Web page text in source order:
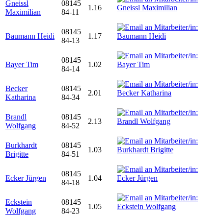
Gneissl
Maximilian
08145
84-11
1.16
Baumann Heidi
08145
84-13
1.17
Bayer Tim
08145
84-14
1.02
Becker
Katharina
08145
84-34
2.01
Brandl
Wolfgang
08145
84-52
2.13
Burkhardt
Brigitte
08145
84-51
1.03
Ecker Jürgen
08145
84-18
1.04
Eckstein
Wolfgang
08145
84-23
1.05